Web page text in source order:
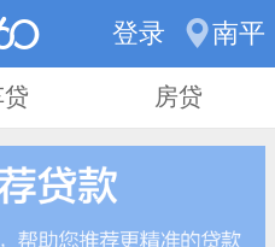
登录 南平
房贷